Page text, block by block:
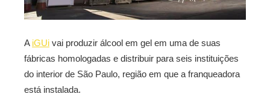
A iGUi vai produzir álcool em gel em uma de suas
fábricas homologadas e distribuir para seis instituições
do interior de São Paulo, região em que a franqueadora
está instalada.